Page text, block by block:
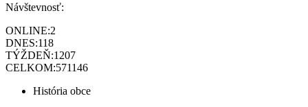
Návštevnosť:
ONLINE:2
DNES:118
TÝŽDEŇ:1207
CELKOM:571146
História obce